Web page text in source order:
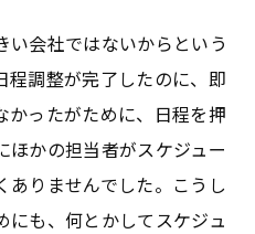
い会社ではないからという
程調整が完了したのに、即
かったがために、日程を押
ほかの担当者がスケジュー
りませんでした。こうし
にも、何とかしてスケジュ